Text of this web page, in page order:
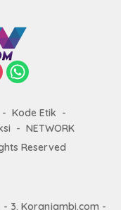
Kode Etik
NETWORK
Reserved
- 3. Koranjambi.com -